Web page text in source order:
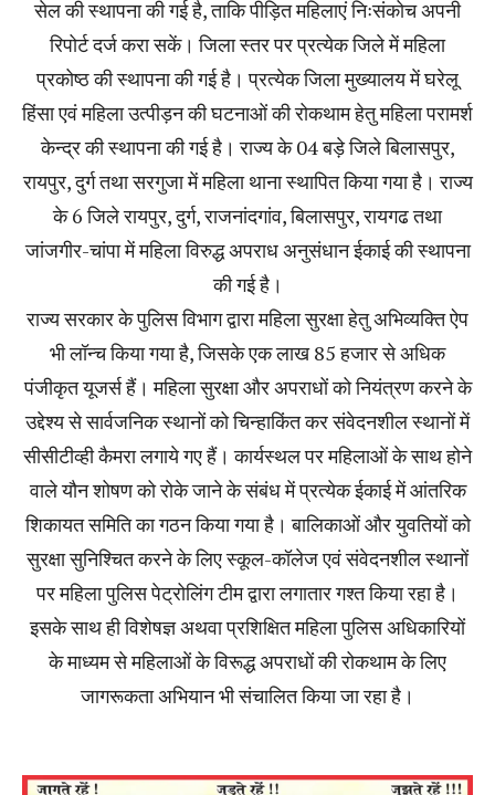
सेल की स्थापना की गई है, ताकि पीड़ित महिलाएं निःसंकोच अपनी
रिपोर्ट दर्ज करा सकें। जिला स्तर पर प्रत्येक जिले में महिला
प्रकोष्ठ की स्थापना की गई है। प्रत्येक जिला मुख्यालय में घरेलू
हिंसा एवं महिला उत्पीड़न की घटनाओं की रोकथाम हेतु महिला परामर्श
केन्द्र की स्थापना की गई है। राज्य के 04 बड़े जिले बिलासपुर,
रायपुर, दुर्ग तथा सरगुजा में महिला थाना स्थापित किया गया है। राज्य
के 6 जिले रायपुर, दुर्ग, राजनांदगांव, बिलासपुर, रायगढ तथा
जांजगीर-चांपा में महिला विरुद्ध अपराध अनुसंधान ईकाई की स्थापना
की गई है।
राज्य सरकार के पुलिस विभाग द्वारा महिला सुरक्षा हेतु अभिव्यक्ति ऐप
भी लॉन्च किया गया है, जिसके एक लाख 85 हजार से अधिक
पंजीकृत यूजर्स हैं। महिला सुरक्षा और अपराधों को नियंत्रण करने के
उद्देश्य से सार्वजनिक स्थानों को चिन्हाकिंत कर संवेदनशील स्थानों में
सीसीटीव्ही कैमरा लगाये गए हैं। कार्यस्थल पर महिलाओं के साथ होने
वाले यौन शोषण को रोके जाने के संबंध में प्रत्येक ईकाई में आंतरिक
शिकायत समिति का गठन किया गया है। बालिकाओं और युवतियों को
सुरक्षा सुनिश्चित करने के लिए स्कूल-कॉलेज एवं संवेदनशील स्थानों
पर महिला पुलिस पेट्रोलिंग टीम द्वारा लगातार गश्त किया रहा है।
इसके साथ ही विशेषज्ञ अथवा प्रशिक्षित महिला पुलिस अधिकारियों
के माध्यम से महिलाओं के विरूद्ध अपराधों की रोकथाम के लिए
जागरूकता अभियान भी संचालित किया जा रहा है।